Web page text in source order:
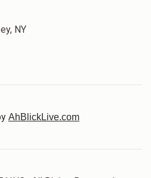
NY
AhBlickLive.com